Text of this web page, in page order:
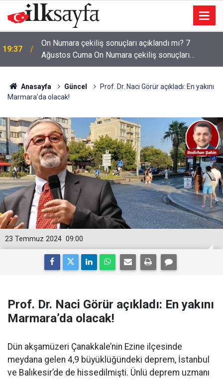
19:37
On Numara çekiliş sonuçları açıklandı mı? 7
Ağustos Cuma On Numara çekiliş sonuçları
açıklandı mı?
Anasayfa Güncel
Prof. Dr. Naci Görür açıkladı: En yakını
Marmara’da olacak!
09:00
23 Temmuz 2024
Prof. Dr. Naci Görür açıkladı: En yakını
Marmara’da olacak!
Dün akşamüzeri Çanakkale’nin Ezine ilçesinde
meydana gelen 4,9 büyüklüğündeki deprem, İstanbul
ve Balıkesir’de de hissedilmişti. Ünlü deprem uzmanı